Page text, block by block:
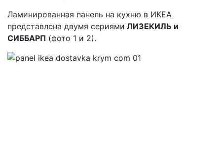
Ламинированная панель на кухню в ИКЕА
представлена двумя сериями ЛИЗЕКИЛЬ и
СИББАРП (фото 1 и 2).